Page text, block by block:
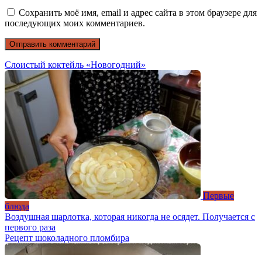
Сохранить моё имя, email и адрес сайта в этом браузере для
последующих моих комментариев.
Слоистый коктейль «Новогодний»
Первые
блюда
Воздушная шарлотка, которая никогда не осядет. Получается с
первого раза
Рецепт шоколадного пломбира